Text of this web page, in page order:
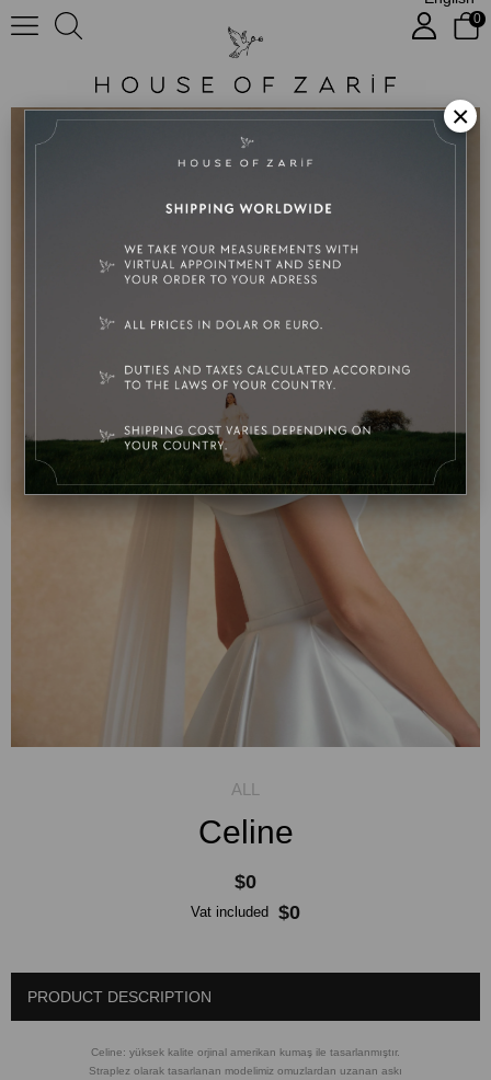
0
Celine
$0
Vat included $0
PRODUCT DESCRIPTION
Celine: yüksek kalite orjinal amerikan kumaş ile tasarlanmıştır.
Straplez olarak tasarlanan modelimiz omuzlardan uzanan askı
×